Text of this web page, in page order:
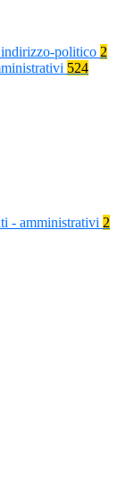
politico 2
524
- amministrativi 2